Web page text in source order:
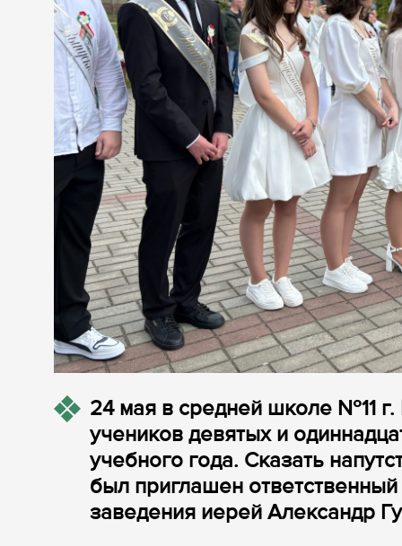
24 мая в средней школе №11
учеников девятых и
учебного года. Сказать
был приглашен
заведения иерей Александр